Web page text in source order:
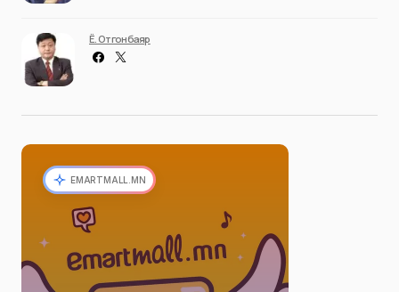
Ё. Отгонбаяр
EMARTMALL.MN